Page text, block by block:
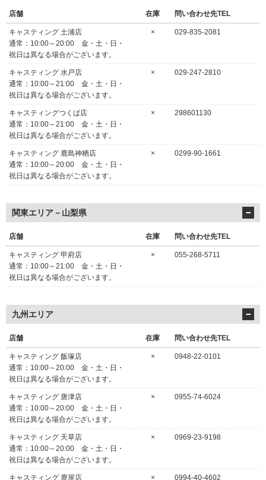
店舗 在庫 問い合わせ先TEL
キャスティング 土浦店
通常：10:00～20:00 金・土・日・
祝日は異なる場合がございます。
× 029-835-2081
キャスティング 水戸店
通常：10:00～21:00 金・土・日・
祝日は異なる場合がございます。
× 029-247-2810
キャスティングつくば店
通常：10:00～21:00 金・土・日・
祝日は異なる場合がございます。
× 298601130
キャスティング 鹿島神栖店
通常：10:00～20:00 金・土・日・
祝日は異なる場合がございます。
× 0299-90-1661
関東エリア－山梨県
店舗 在庫 問い合わせ先TEL
キャスティング 甲府店
通常：10:00～21:00 金・土・日・
祝日は異なる場合がございます。
× 055-268-5711
九州エリア
店舗 在庫 問い合わせ先TEL
キャスティング 飯塚店
通常：10:00～20:00 金・土・日・
祝日は異なる場合がございます。
× 0948-22-0101
キャスティング 唐津店
通常：10:00～20:00 金・土・日・
祝日は異なる場合がございます。
× 0955-74-6024
キャスティング 天草店
通常：10:00～20:00 金・土・日・
祝日は異なる場合がございます。
× 0969-23-9198
キャスティング 鹿屋店 × 0994-40-4602